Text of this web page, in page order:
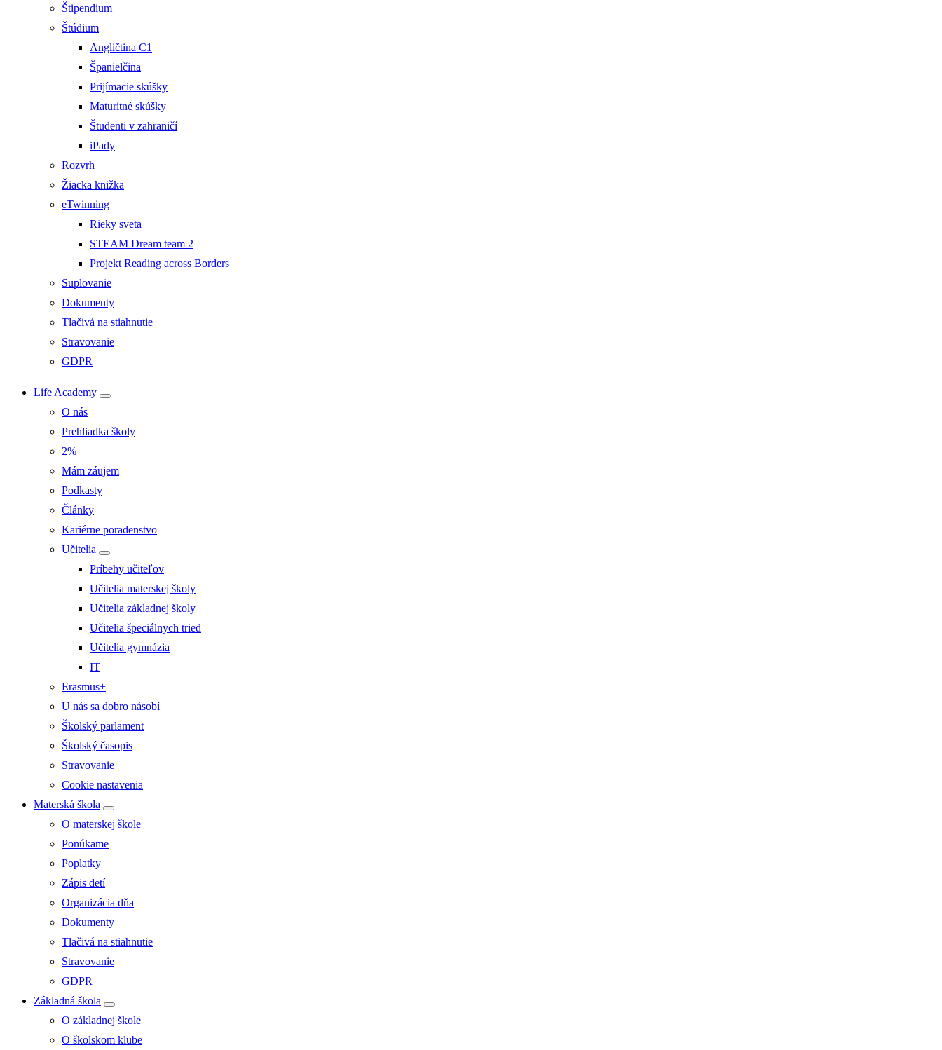
Štipendium
Štúdium
Angličtina C1
Španielčina
Prijímacie skúšky
Maturitné skúšky
Študenti v zahraničí
iPady
Rozvrh
Žiacka knižka
eTwinning
Rieky sveta
STEAM Dream team 2
Projekt Reading across Borders
Suplovanie
Dokumenty
Tlačivá na stiahnutie
Stravovanie
GDPR
Life Academy
O nás
Prehliadka školy
2%
Mám záujem
Podkasty
Články
Kariérne poradenstvo
Učitelia
Príbehy učiteľov
Učitelia materskej školy
Učitelia základnej školy
Učitelia špeciálnych tried
Učitelia gymnázia
IT
Erasmus+
U nás sa dobro násobí
Školský parlament
Školský časopis
Stravovanie
Cookie nastavenia
Materská škola
O materskej škole
Ponúkame
Poplatky
Zápis detí
Organizácia dňa
Dokumenty
Tlačivá na stiahnutie
Stravovanie
GDPR
Základná škola
O základnej škole
O školskom klube